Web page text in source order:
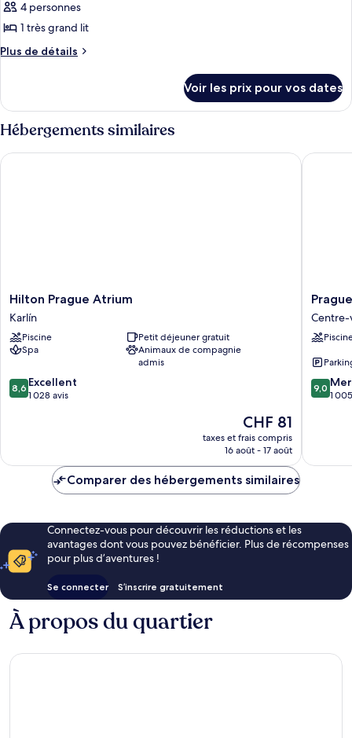
pour
ce
type
de
Suite
Exécutive
4 personnes
1 très grand lit
Plus de détails
Plus
le
type
de
Suite
Voir les prix pour vos dates
Hébergements similaires
Hilton
Prague
Atrium
Karlín
Hilton Prague Atrium
Karlín
Piscine
Petit déjeuner gratuit
Spa
Animaux de compagnie
admis
8.6
sur
8,6 Excellent
1 028 avis
Le
nouveau
prix
de
CHF 81
taxes et frais compris
16 août - 17 août
Hilton Prague Atrium
Prague
Marriott
Hotel
Centre-
de
Prague
Centre-
9.0
sur
9,0
1
Prague
Comparer des hébergements similaires
Connectez-vous pour découvrir les réductions et les
avantages dont vous pouvez bénéficier. Plus de récompenses
pour plus d’aventures !
Se connecter S’inscrire gratuitement
À propos du quartier